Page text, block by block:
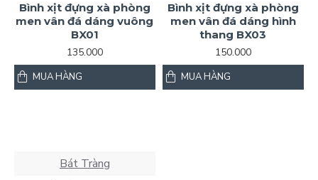
Bình xịt đựng xà phòng
men vân đá dáng vuông
BX01
135.000
MUA HÀNG
Bình xịt đựng xà phòng
men vân đá dáng hình
thang BX03
150.000
MUA HÀNG
Bát Tràng